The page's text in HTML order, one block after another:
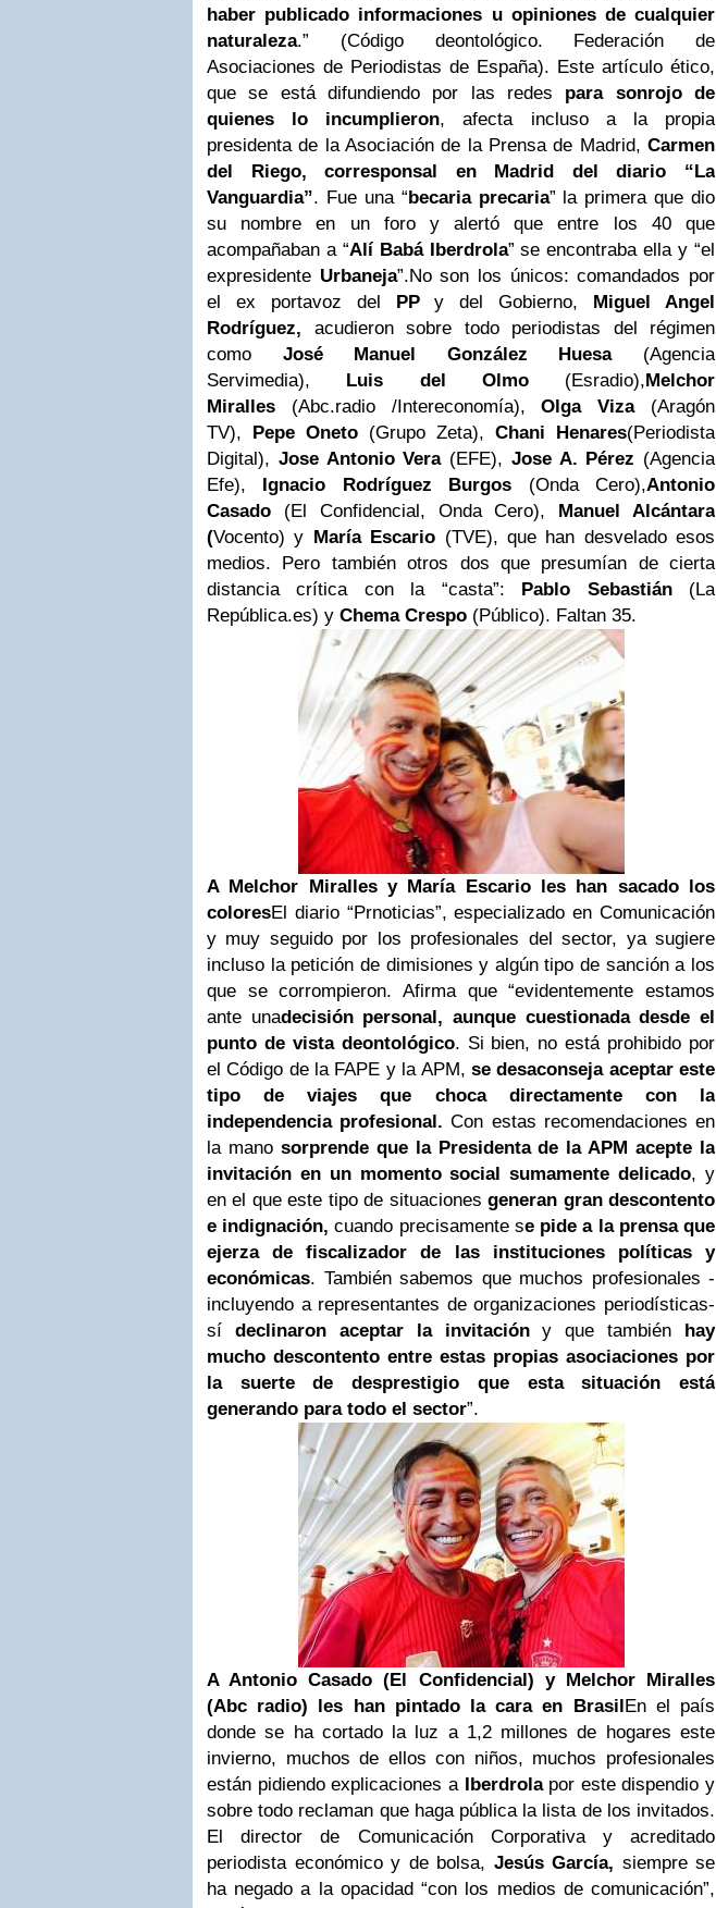
haber publicado informaciones u opiniones de cualquier
naturaleza.” (Código deontológico. Federación de
Asociaciones de Periodistas de España). Este artículo ético,
que se está difundiendo por las redes para sonrojo de
quienes lo incumplieron, afecta incluso a la propia
presidenta de la Asociación de la Prensa de Madrid, Carmen
del Riego, corresponsal en Madrid del diario “La
Vanguardia”. Fue una “becaria precaria” la primera que dio
su nombre en un foro y alertó que entre los 40 que
acompañaban a “Alí Babá Iberdrola” se encontraba ella y “el
expresidente Urbaneja”.No son los únicos: comandados por
el ex portavoz del PPy del Gobierno, Miguel Angel
Rodríguez, acudieron sobre todo periodistas del régimen
como José Manuel González Huesa(Agencia
Servimedia), Luis del Olmo(Esradio),Melchor
Miralles (Abc.radio /Intereconomía),Olga Viza(Aragón
TV), Pepe Oneto (Grupo Zeta), Chani Henares(Periodista
Digital), Jose Antonio Vera(EFE), Jose A. Pérez (Agencia
Efe), Ignacio Rodríguez Burgos (Onda Cero),Antonio
Casado (El Confidencial, Onda Cero), Manuel Alcántara
(Vocento) y María Escario (TVE), que han desvelado esos
medios. Pero también otros dos que presumían de cierta
distancia crítica con la “casta”: Pablo Sebastián(La
República.es) y Chema Crespo (Público). Faltan 35.
A Melchor Mirallesy María Escario les han sacado los
coloresEl diario “Prnoticias”, especializado en Comunicación
y muy seguido por los profesionales del sector, ya sugiere
incluso la petición de dimisiones y algún tipo de sanción a los
que se corrompieron. Afirma que “evidentemente estamos
ante unadecisión personal, aunque cuestionada desde el
punto de vista deontológico. Si bien, no está prohibido por
el Código de la FAPE y la APM, se desaconseja aceptar este
tipo de viajes que choca directamente con la
independencia profesional. Con estas recomendaciones en
la manosorprende que la Presidenta de la APM acepte la
invitación en un momento social sumamente delicado, y
en el que este tipo de situacionesgeneran gran descontento
e indignación, cuando precisamente se pide a la prensa que
ejerza de fiscalizador de las instituciones políticas y
económicas. También sabemos que muchos profesionales -
incluyendo a representantes de organizaciones periodísticas-
sí declinaron aceptar la invitacióny que también hay
mucho descontento entre estas propias asociaciones por
la suerte de desprestigio que esta situación está
generando para todo el sector”.
A Antonio Casado (El Confidencial) y Melchor Miralles
(Abc radio) les han pintado la cara en BrasilEn el país
donde se ha cortado la luz a 1,2 millones de hogares este
invierno, muchos de ellos con niños, muchos profesionales
están pidiendo explicaciones a Iberdrolapor este dispendio y
sobre todo reclaman que haga pública la lista de los invitados.
El director de Comunicación Corporativa y acreditado
periodista económico y de bolsa, Jesús García, siempre se
ha negado a la opacidad “con los medios de comunicación”,